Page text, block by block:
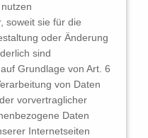
soweit sie für die
oder Änderung
sind
Grundlage von Art. 6
von Daten
vorvertraglicher
Daten
Internetseiten